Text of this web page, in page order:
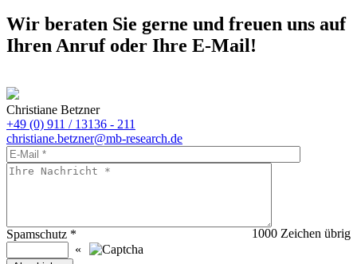
Wir beraten Sie gerne und freuen uns auf
Ihren Anruf oder Ihre E-Mail!
Christiane Betzner
+49 (0) 911 / 13136 - 211
christiane.betzner@mb-research.de
1000 Zeichen übrig
Spamschutz *
«